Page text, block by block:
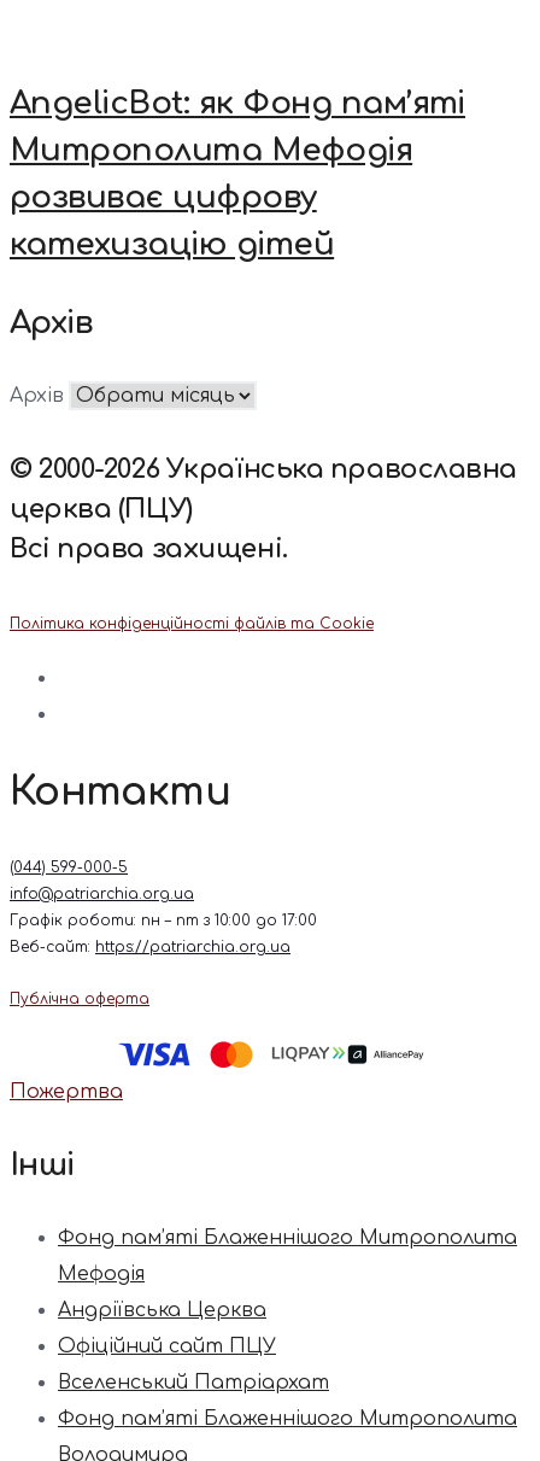
AngelicBot: як Фонд пам’яті
Митрополита Мефодія
розвиває цифрову
катехизацію дітей
Архів
Архів
© 2000-2026 Українська православна
церква (ПЦУ)
Всі права захищені.
Політика конфіденційності файлів та Cookie
Контакти
(044) 599-000-5
info@patriarchia.org.ua
Графік роботи: пн – пт з 10:00 до 17:00
Веб-сайт: https://patriarchia.org.ua
Публічна оферта
Пожертва
Інші
Фонд пам’яті Блаженнішого Митрополита
Мефодія
Андріївська Церква
Офіційний сайт ПЦУ
Вселенський Патріархат
Фонд пам’яті Блаженнішого Митрополита
Володимира